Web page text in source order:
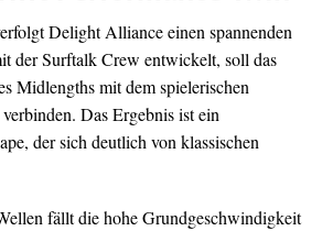
Delight Alliance einen spannenden
der Surftalk Crew entwickelt, soll das
Midlengths mit dem spielerischen
Das Ergebnis ist ein
der sich deutlich von klassischen
fällt die hohe Grundgeschwindigkeit